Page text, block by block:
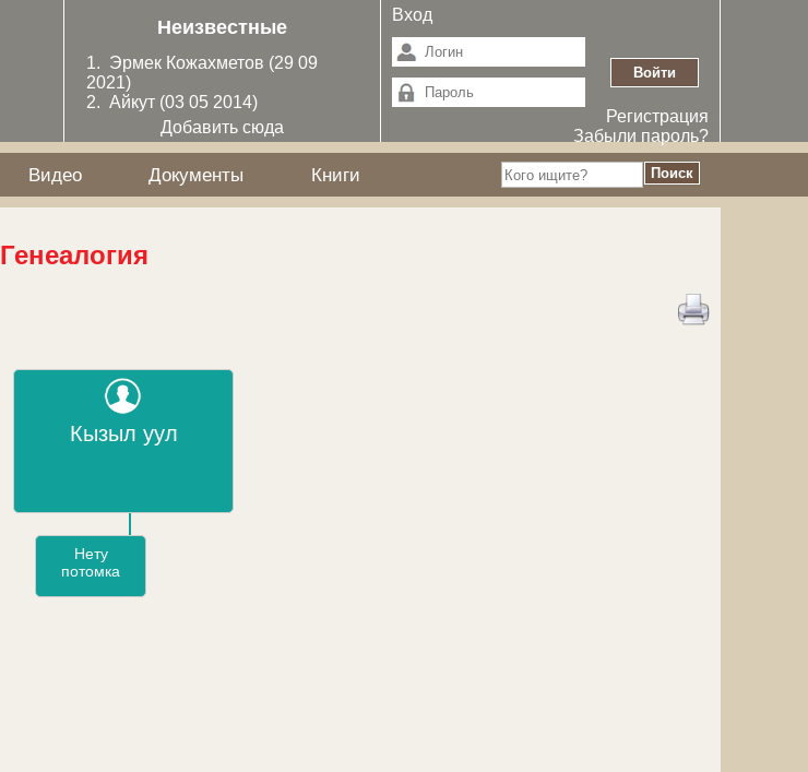
Неизвестные
1. Эрмек Кожахметов (29 09
2021)
2. Айкут (03 05 2014)
Добавить сюда
Вход
Регистрация
Забыли пароль?
Видео Документы Книги
Генеалогия
Кызыл уул
Нету
потомка